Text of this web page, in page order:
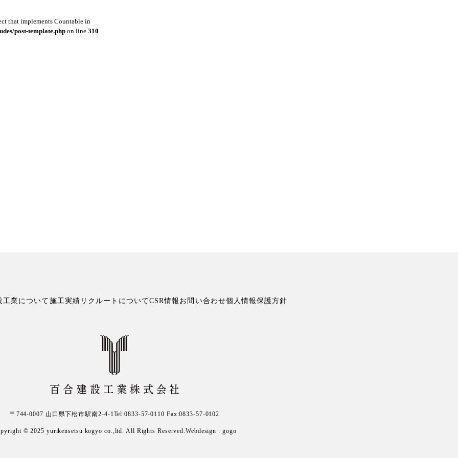
that implements Countable in
post-template.php on line 310
工業について 施工実績 リクルートについてCSR情報 お問い合わせ個人情報保護方針
〒744-0007 山口県下松市駅南2-4-1Tel:0833-57-0110 Fax:0833-57-0102
© 2025 yurikensetsu kogyo co.,ltd.All Rights Reserved.Webdesign : gogo